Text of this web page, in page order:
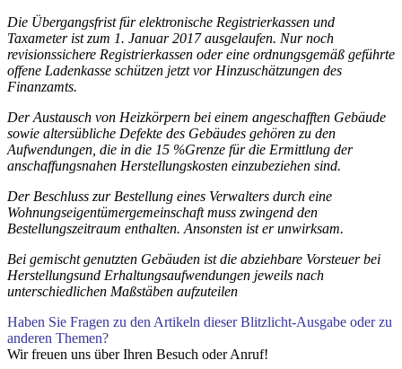
Die Übergangsfrist für elektronische Registrierkassen und
Taxameter ist zum 1. Januar 2017 ausgelaufen. Nur noch
revisionssichere Registrierkassen oder eine ordnungsgemäß geführte
offene Ladenkasse schützen jetzt vor Hinzuschätzungen des
Finanzamts.
Der Austausch von Heizkörpern bei einem angeschafften Gebäude
sowie altersübliche Defekte des Gebäudes gehören zu den
Aufwendungen, die in die 15 %Grenze für die Ermittlung der
anschaffungsnahen Herstellungskosten einzubeziehen sind.
Der Beschluss zur Bestellung eines Verwalters durch eine
Wohnungseigentümergemeinschaft muss zwingend den
Bestellungszeitraum enthalten. Ansonsten ist er unwirksam.
Bei gemischt genutzten Gebäuden ist die abziehbare Vorsteuer bei
Herstellungsund Erhaltungsaufwendungen jeweils nach
unterschiedlichen Maßstäben aufzuteilen
Haben Sie Fragen zu den Artikeln dieser Blitzlicht-Ausgabe oder zu
anderen Themen?
Wir freuen uns über Ihren Besuch oder Anruf!